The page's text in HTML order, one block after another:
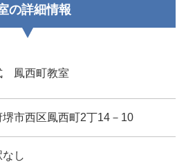
の詳細情報
鳳西町教室
堺市西区鳳西町2丁14－10
し